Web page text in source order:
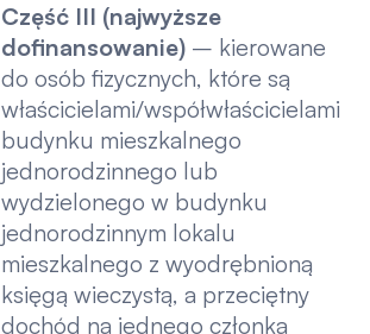
Część III (najwyższe
dofinansowanie)– kierowane
do osób fizycznych, które są
właścicielami/współwłaścicielami
budynku mieszkalnego
jednorodzinnego lub
wydzielonego w budynku
jednorodzinnym lokalu
mieszkalnego z wyodrębnioną
księgą wieczystą, a przeciętny
dochód na jednego członka